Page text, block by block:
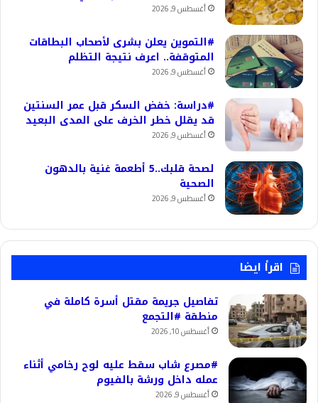
أغسطس 9, 2026
#التموين يعلن بشرى لأصحاب البطاقات
المتوقفة.. اعرف نتيجة التظلم
أغسطس 9, 2026
#دراسة: خفض السكر قبل عمر السنتين
قد يقلل خطر الخرف على المدى البعيد
أغسطس 9, 2026
لصحة قلبك..5 أطعمة غنية بالدهون
الصحية
أغسطس 9, 2026
اقرأ ايضا
تفاصيل جريمة مقتل أسرة كاملة في
منطقة #التجمع
أغسطس 10, 2026
#مصرع شاب سقط عليه لوح رخامي أثناء
عمله داخل ورشة بالفيوم
أغسطس 9, 2026